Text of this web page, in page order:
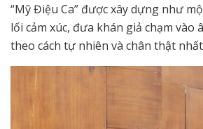
“Mỹ Điệu Ca” được xây dựng như
lối cảm xúc, đưa khán giả chạm vào
theo cách tự nhiên và chân thật